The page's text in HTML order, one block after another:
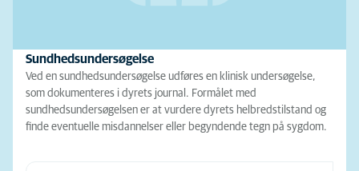
Sundhedsundersøgelse
Ved en sundhedsundersøgelse udføres en klinisk undersøgelse,
som dokumenteres i dyrets journal. Formålet med
sundhedsundersøgelsen er at vurdere dyrets helbredstilstand og
finde eventuelle misdannelser eller begyndende tegn på sygdom.